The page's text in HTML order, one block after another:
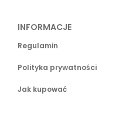
INFORMACJE
Regulamin
Polityka prywatności
Jak kupować